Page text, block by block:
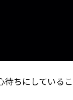
ちにしてい